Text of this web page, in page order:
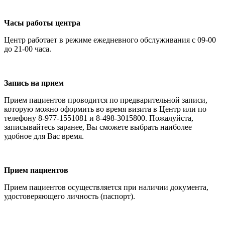
Часы работы центра
Центр работает в режиме ежедневного обслуживания с 09-00
до 21-00 часа.
Запись на прием
Прием пациентов проводится по предварительной записи,
которую можно оформить во время визита в Центр или по
телефону 8-977-1551081 и 8-498-3015800. Пожалуйста,
записывайтесь заранее, Вы сможете выбрать наиболее
удобное для Вас время.
Прием пациентов
Прием пациентов осуществляется при наличии документа,
удостоверяющего личность (паспорт).